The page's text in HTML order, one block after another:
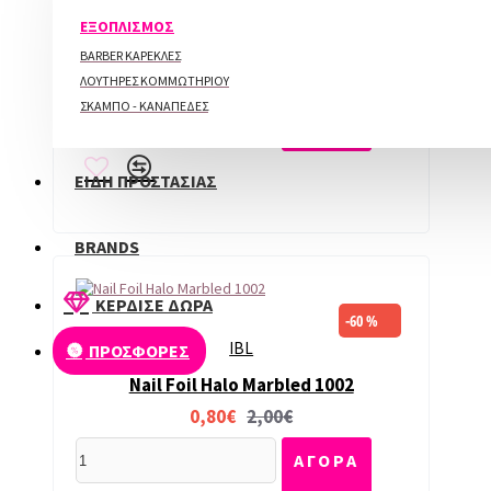
ΕΞΟΠΛΙΣΜΟΣ
BARBER ΚΑΡΕΚΛΕΣ
ΛΟΥΤΗΡΕΣ ΚΟΜΜΩΤΗΡΙΟΥ
ΣΚΑΜΠΟ - ΚΑΝΑΠΕΔΕΣ
ΕΙΔΗ ΠΡΟΣΤΑΣΙΑΣ
BRANDS
ΚΕΡΔΙΣΕ ΔΩΡΑ
ΠΡΟΣΦΟΡΕΣ
-60 %
IBL
Nail Foil Halo Marbled 1002
0,80€ 2,00€
ΑΓΟΡΑ